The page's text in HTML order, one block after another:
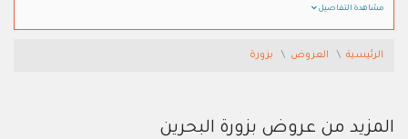
مشاهدة التفاصيل
الرئيسية العروض بزورة
المزيد من عروض بزورة البحرين